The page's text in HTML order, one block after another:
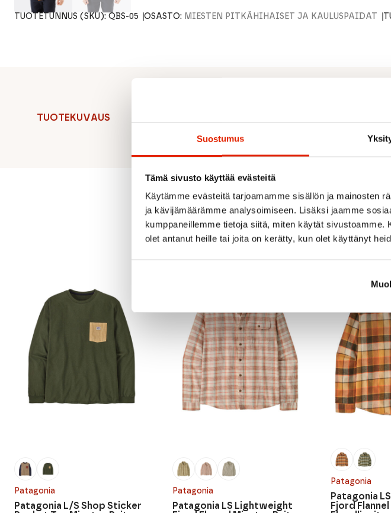
Suostumus
Tämä sivusto käyttää evästeitä
Käytämme evästeitä tarjoamamme sisällön ja mainosten
ja kävijämäärämme analysoimiseen. Lisäksi jaamme
kumppaneillemme tietoja siitä, miten käytät
olet antanut heille tai joita on kerätty, kun olet käyttänyt
TUOTETUNNUS (SKU): QBS-05 OSASTO: MIESTEN PITKÄHIHAISET JA KAULUSPAIDAT
TUOTEKUVAUS
Patagonia
Patagonia L/S Shop Sticker
Patagonia
Patagonia LS Lightweight
Patagonia
Patagonia
Fjord